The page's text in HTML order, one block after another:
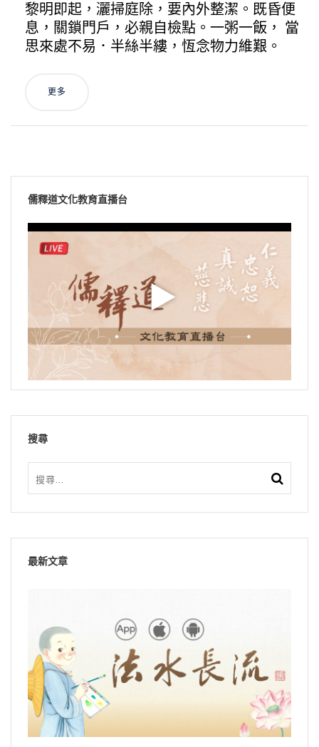
黎明即起，灑掃庭除，要內外整潔。既昏便
息，關鎖門戶，必親自檢點。一粥一飯， 當
思來處不易．半絲半縷，恆念物力維艱。
更多
儒釋道文化教育直播台
搜尋
最新文章